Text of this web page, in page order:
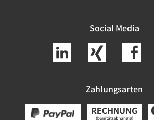
Social Media
Zahlungsarten